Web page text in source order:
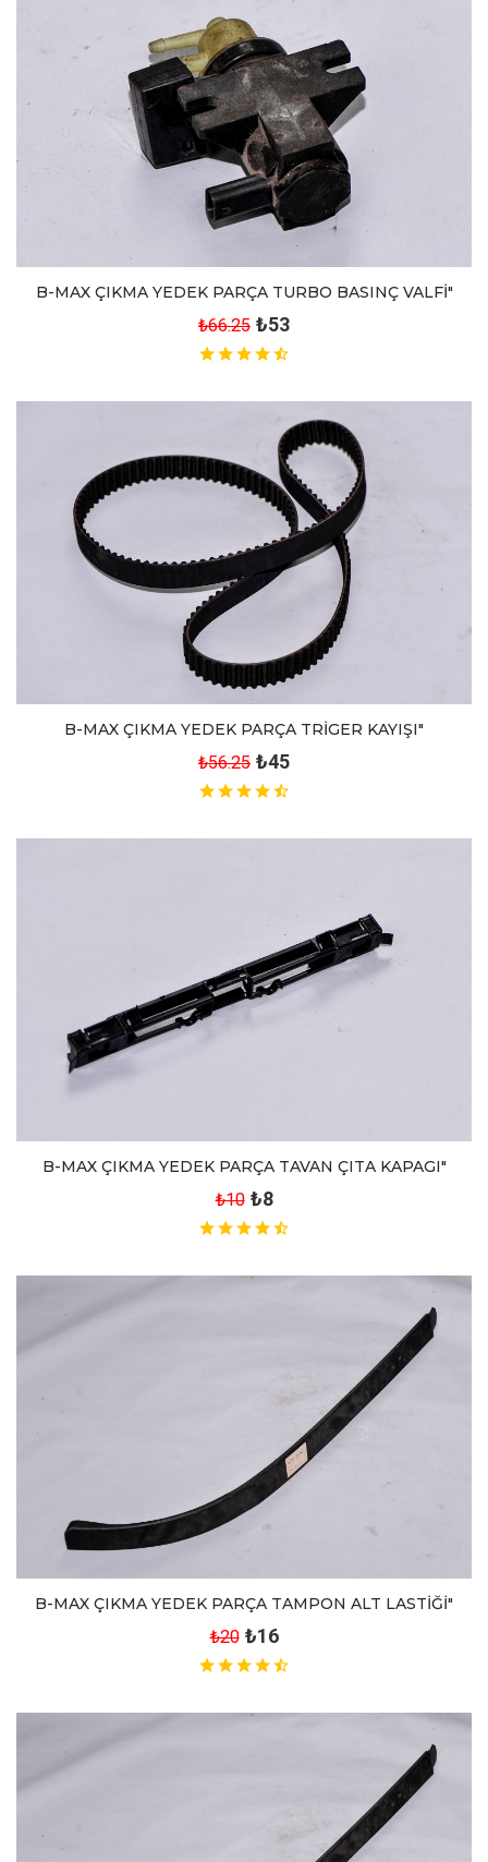
B-MAX ÇIKMA YEDEK PARÇA TURBO BASINÇ VALFİ"
₺66.25 ₺53
B-MAX ÇIKMA YEDEK PARÇA TRİGER KAYIŞI"
₺56.25 ₺45
B-MAX ÇIKMA YEDEK PARÇA TAVAN ÇITA KAPAGI"
₺10 ₺8
B-MAX ÇIKMA YEDEK PARÇA TAMPON ALT LASTİĞİ"
₺20 ₺16